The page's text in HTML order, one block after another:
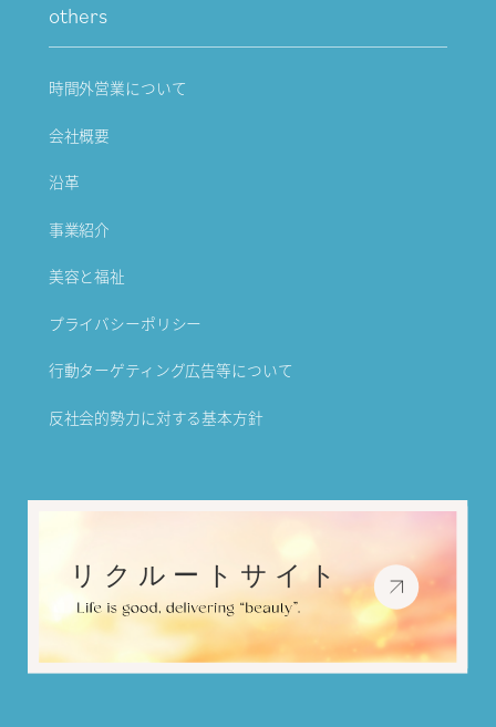
others
時間外営業について
会社概要
沿革
事業紹介
美容と福祉
プライバシーポリシー
行動ターゲティング広告等について
反社会的勢力に対する基本方針